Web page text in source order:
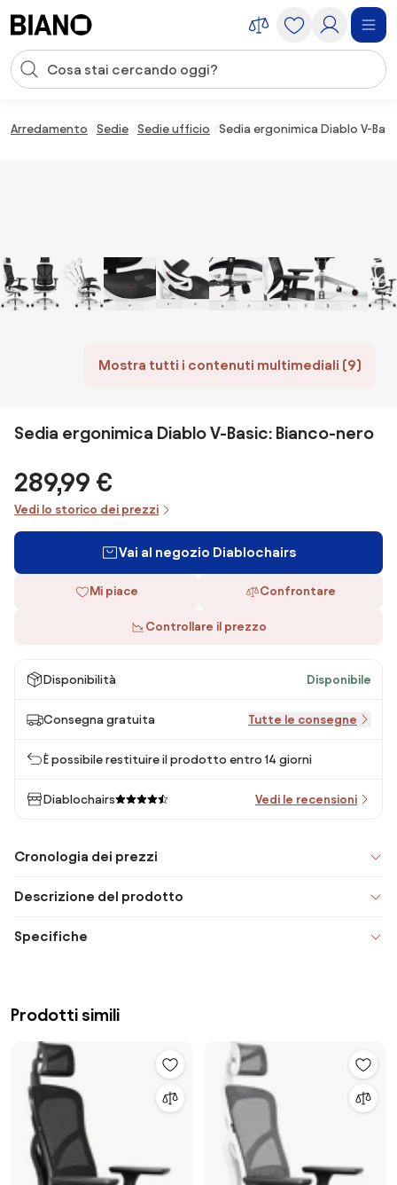
Input della ricerca
Arredamento Sedie Sedie ufficio Sedia ergonimica Diablo V-
Mostra tutti i contenuti multimediali (9)
Sedia ergonimica Diablo V-Basic: Bianco-nero
289,99 €
Vedi lo storico dei prezzi
Vai al negozio Diablochairs
Mi piace Confrontare
Controllare il prezzo
Disponibilità Disponibile
Consegna gratuita Tutte le consegne
È possibile restituire il prodotto entro 14 giorni
Diablochairs Vedi le recensioni
Cronologia dei prezzi
Descrizione del prodotto
Specifiche
Prodotti simili